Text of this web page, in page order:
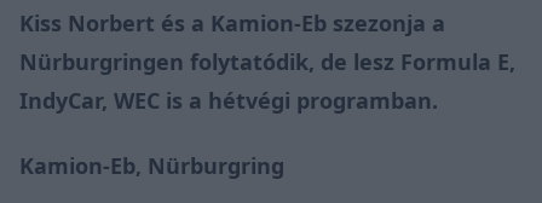
Kiss Norbert és a Kamion-Eb szezonja a
Nürburgringen folytatódik, de lesz Formula E,
IndyCar, WEC is a hétvégi programban.
Kamion-Eb, Nürburgring